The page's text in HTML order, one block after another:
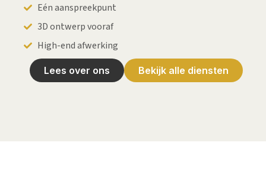
Eén aanspreekpunt
3D ontwerp vooraf
High-end afwerking
Lees over ons Bekijk alle diensten